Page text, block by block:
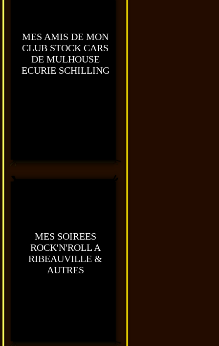
MES AMIS DE MON
CLUB STOCK CARS
DE MULHOUSE
ECURIE SCHILLING
MES SOIREES
ROCK'N'ROLL A
RIBEAUVILLE &
AUTRES